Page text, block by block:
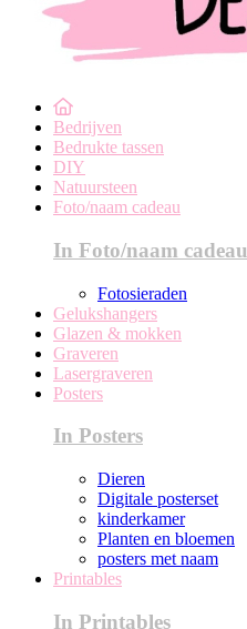
Bedrijven
Bedrukte tassen
DIY
Natuursteen
Foto/naam cadeau
In Foto/naam cadeau
Fotosieraden
Gelukshangers
Glazen & mokken
Graveren
Lasergraveren
Posters
In Posters
Dieren
Digitale posterset
kinderkamer
Planten en bloemen
posters met naam
Printables
In Printables